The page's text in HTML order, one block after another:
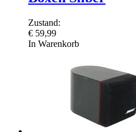
Zustand:
€ 59,99
In Warenkorb